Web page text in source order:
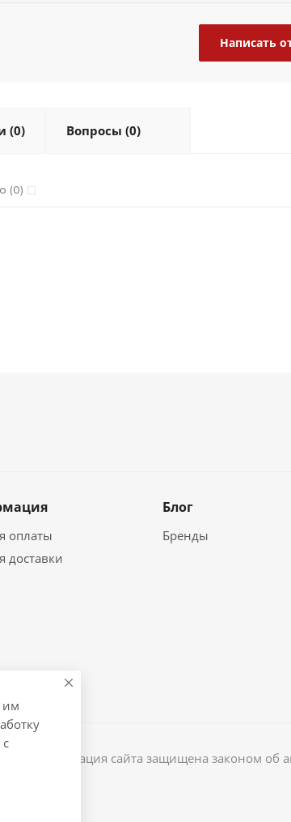
Написать
(0) Вопросы (0)
(0)
оплаты
доставки
Блог
Бренды
Информация сайта защищена законом
им